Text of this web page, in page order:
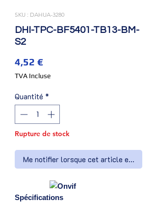
SKU : DAHUA-3280
DHI-TPC-BF5401-TB13-BM-
S2
4,52 €Prix
TVA Incluse
Quantité *
Rupture de stock
Me notifier lorsque cet article est
Spécifications